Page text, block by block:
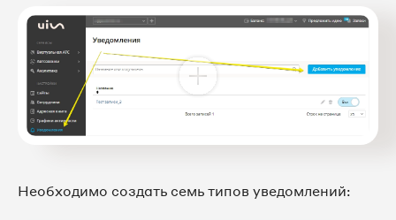
Необходимо создать семь типов уведомлений: